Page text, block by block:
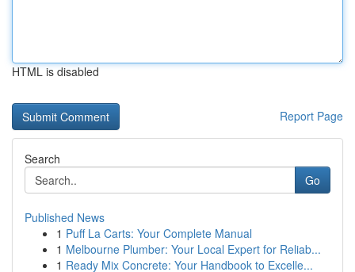
HTML is disabled
Report Page
Search
Go
Published News
1 Puff La Carts: Your Complete Manual
1 Melbourne Plumber: Your Local Expert for Reliab...
1 Ready Mix Concrete: Your Handbook to Excelle...